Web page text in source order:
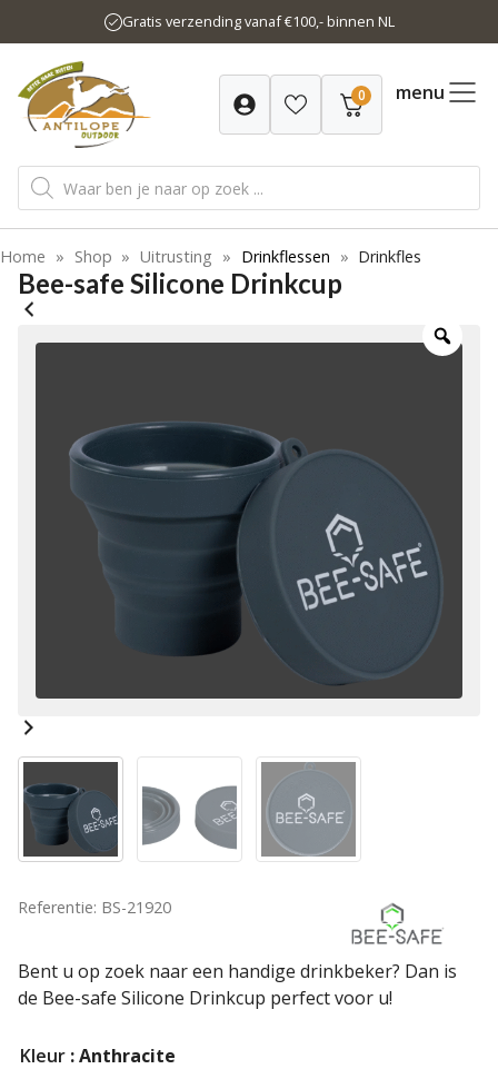
naar
inhoud
Gratis verzending vanaf €100,- binnen NL
0 menu
Producten
zoeken
Home » Shop » Uitrusting » Drinkflessen » Drinkfles
Bee-safe Silicone Drinkcup
Referentie: BS-21920
Bent u op zoek naar een handige drinkbeker? Dan is
de Bee-safe Silicone Drinkcup perfect voor u!
Kleur : Anthracite